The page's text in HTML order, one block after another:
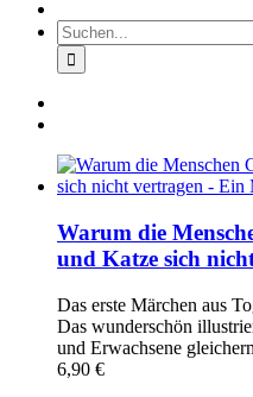
Suche
nach:
Warum die
und Katze sich
Das erste Märchen aus
Das wunderschön
und Erwachsene
6,90 €